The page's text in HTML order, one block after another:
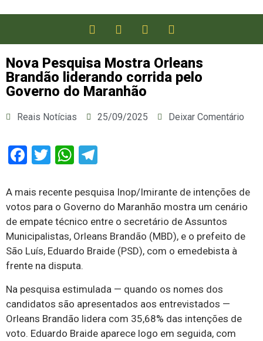
Nova Pesquisa Mostra Orleans
Brandão liderando corrida pelo
Governo do Maranhão
Reais Notícias 25/09/2025 Deixar Comentário
Facebook
TwitterWhatsApp
A mais recente pesquisa Inop/Imirante de intenções de
votos para o Governo do Maranhão mostra um cenário
de empate técnico entre o secretário de Assuntos
Municipalistas, Orleans Brandão (MBD), e o prefeito de
São Luís, Eduardo Braide (PSD), com o emedebista à
frente na disputa.
Na pesquisa estimulada — quando os nomes dos
candidatos são apresentados aos entrevistados —
Orleans Brandão lidera com 35,68% das intenções de
voto. Eduardo Braide aparece logo em seguida, com